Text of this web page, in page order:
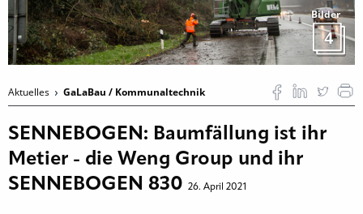
Bilder
4
Aktuelles GaLaBau / Kommunaltechnik
SENNEBOGEN: Baumfällung ist ihr
Metier - die Weng Group und ihr
SENNEBOGEN 830 26. April 2021